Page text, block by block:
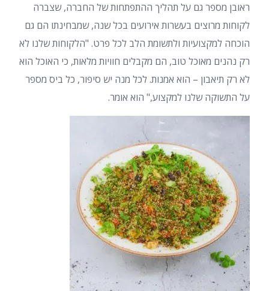
ראובן מספר גם על תהליך ההתפתחות של החברה, שצברה
לקוחות מרוצים בעשרות אירועים בכל שנה, שמבחינתו הם גם
הוכחה למקצועיות ולתשומת הלב לכל פרט. "הלקוחות שלנו לא
רק נהנים מאוכל טוב, הם מקבלים חוויות מלאות, כי האוכל הוא
לא רק תיאבון – הוא אמנות. לכל מנה יש סיפור, כל ביס מספר
על התשוקה שלנו למקצוע," הוא אומר.